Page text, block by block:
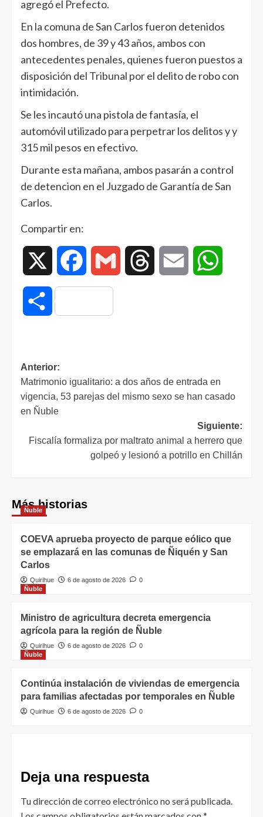
agregó el Prefecto.
En la comuna de San Carlos fueron detenidos
dos hombres, de 39 y 43 años, ambos con
antecedentes penales, quienes fueron puestos a
disposición del Tribunal por el delito de robo con
intimidación.
Se les incautó una pistola de fantasía, el
automóvil utilizado para perpetrar los delitos y y
315 mil pesos en efectivo.
Durante esta mañana, ambos pasarán a control
de detencion en el Juzgado de Garantía de San
Carlos.
Compartir en:
Facebook Gmail Threads Email
Compartir
Anterior:
Matrimonio igualitario: a dos años de entrada en
vigencia, 53 parejas del mismo sexo se han casado
en Ñuble
Siguiente:
Fiscalía formaliza por maltrato animal a herrero que
golpeó y lesionó a potrillo en Chillán
Más historias
Ñuble
COEVA aprueba proyecto de parque eólico que
se emplazará en las comunas de Ñiquén y San
Carlos
Quirihue 6 de agosto de 2026
0
Ñuble
Ministro de agricultura decreta emergencia
agrícola para la región de Ñuble
Quirihue 6 de agosto de 2026
0
Ñuble
Continúa instalación de viviendas de emergencia
para familias afectadas por temporales en Ñuble
Quirihue 6 de agosto de 2026 0
Deja una respuesta
Tu dirección de correo electrónico no será publicada.